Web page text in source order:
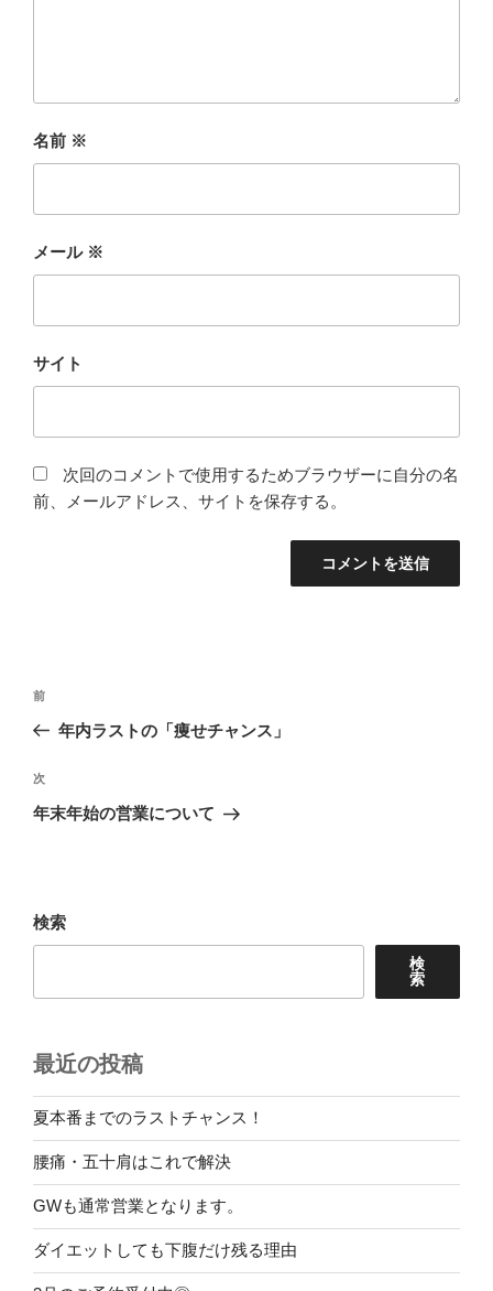
名前 ※
メール ※
サイト
次回のコメントで使用するためブラウザーに自分の名
前、メールアドレス、サイトを保存する。
投
ビ
ゲ
ン
前
の
稿
前
年内ラストの「痩せチャンス」
次
の
次
年末年始の営業について
検索
検
索
最近の投稿
夏本番までのラストチャンス！
腰痛・五十肩はこれで解決
GWも通常営業となります。
ダイエットしても下腹だけ残る理由